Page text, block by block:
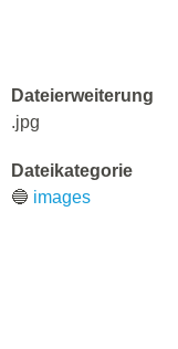
Dateierweiterung
.jpg
Dateikategorie
🔵 images